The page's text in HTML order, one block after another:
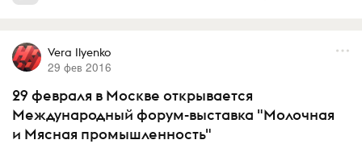
Vera Ilyenko
29 фев 2016
29 февраля в Москве открывается
Международный форум-выставка "Молочная
и Мясная промышленность"